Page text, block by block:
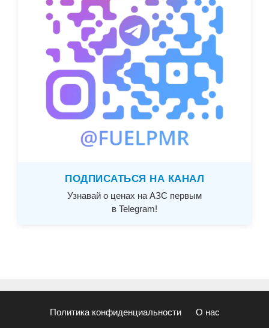
ПОДПИСАТЬСЯ НА КАНАЛ
Узнавай о ценах на АЗС первым
в Telegram!
Политика конфиденциальности О нас